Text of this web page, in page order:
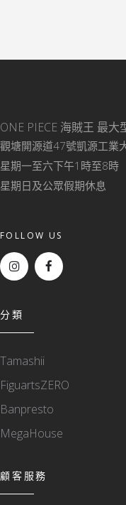
ONE PIECE 海賊王 最大
觀塘開源道47號凱源工業
星期一至六下午1時至8時
星期日及公眾假期休息
FOLLOW US
分類
Tamashii
FiguartsZERO
Banpresto
MegaHouse
顧客服務